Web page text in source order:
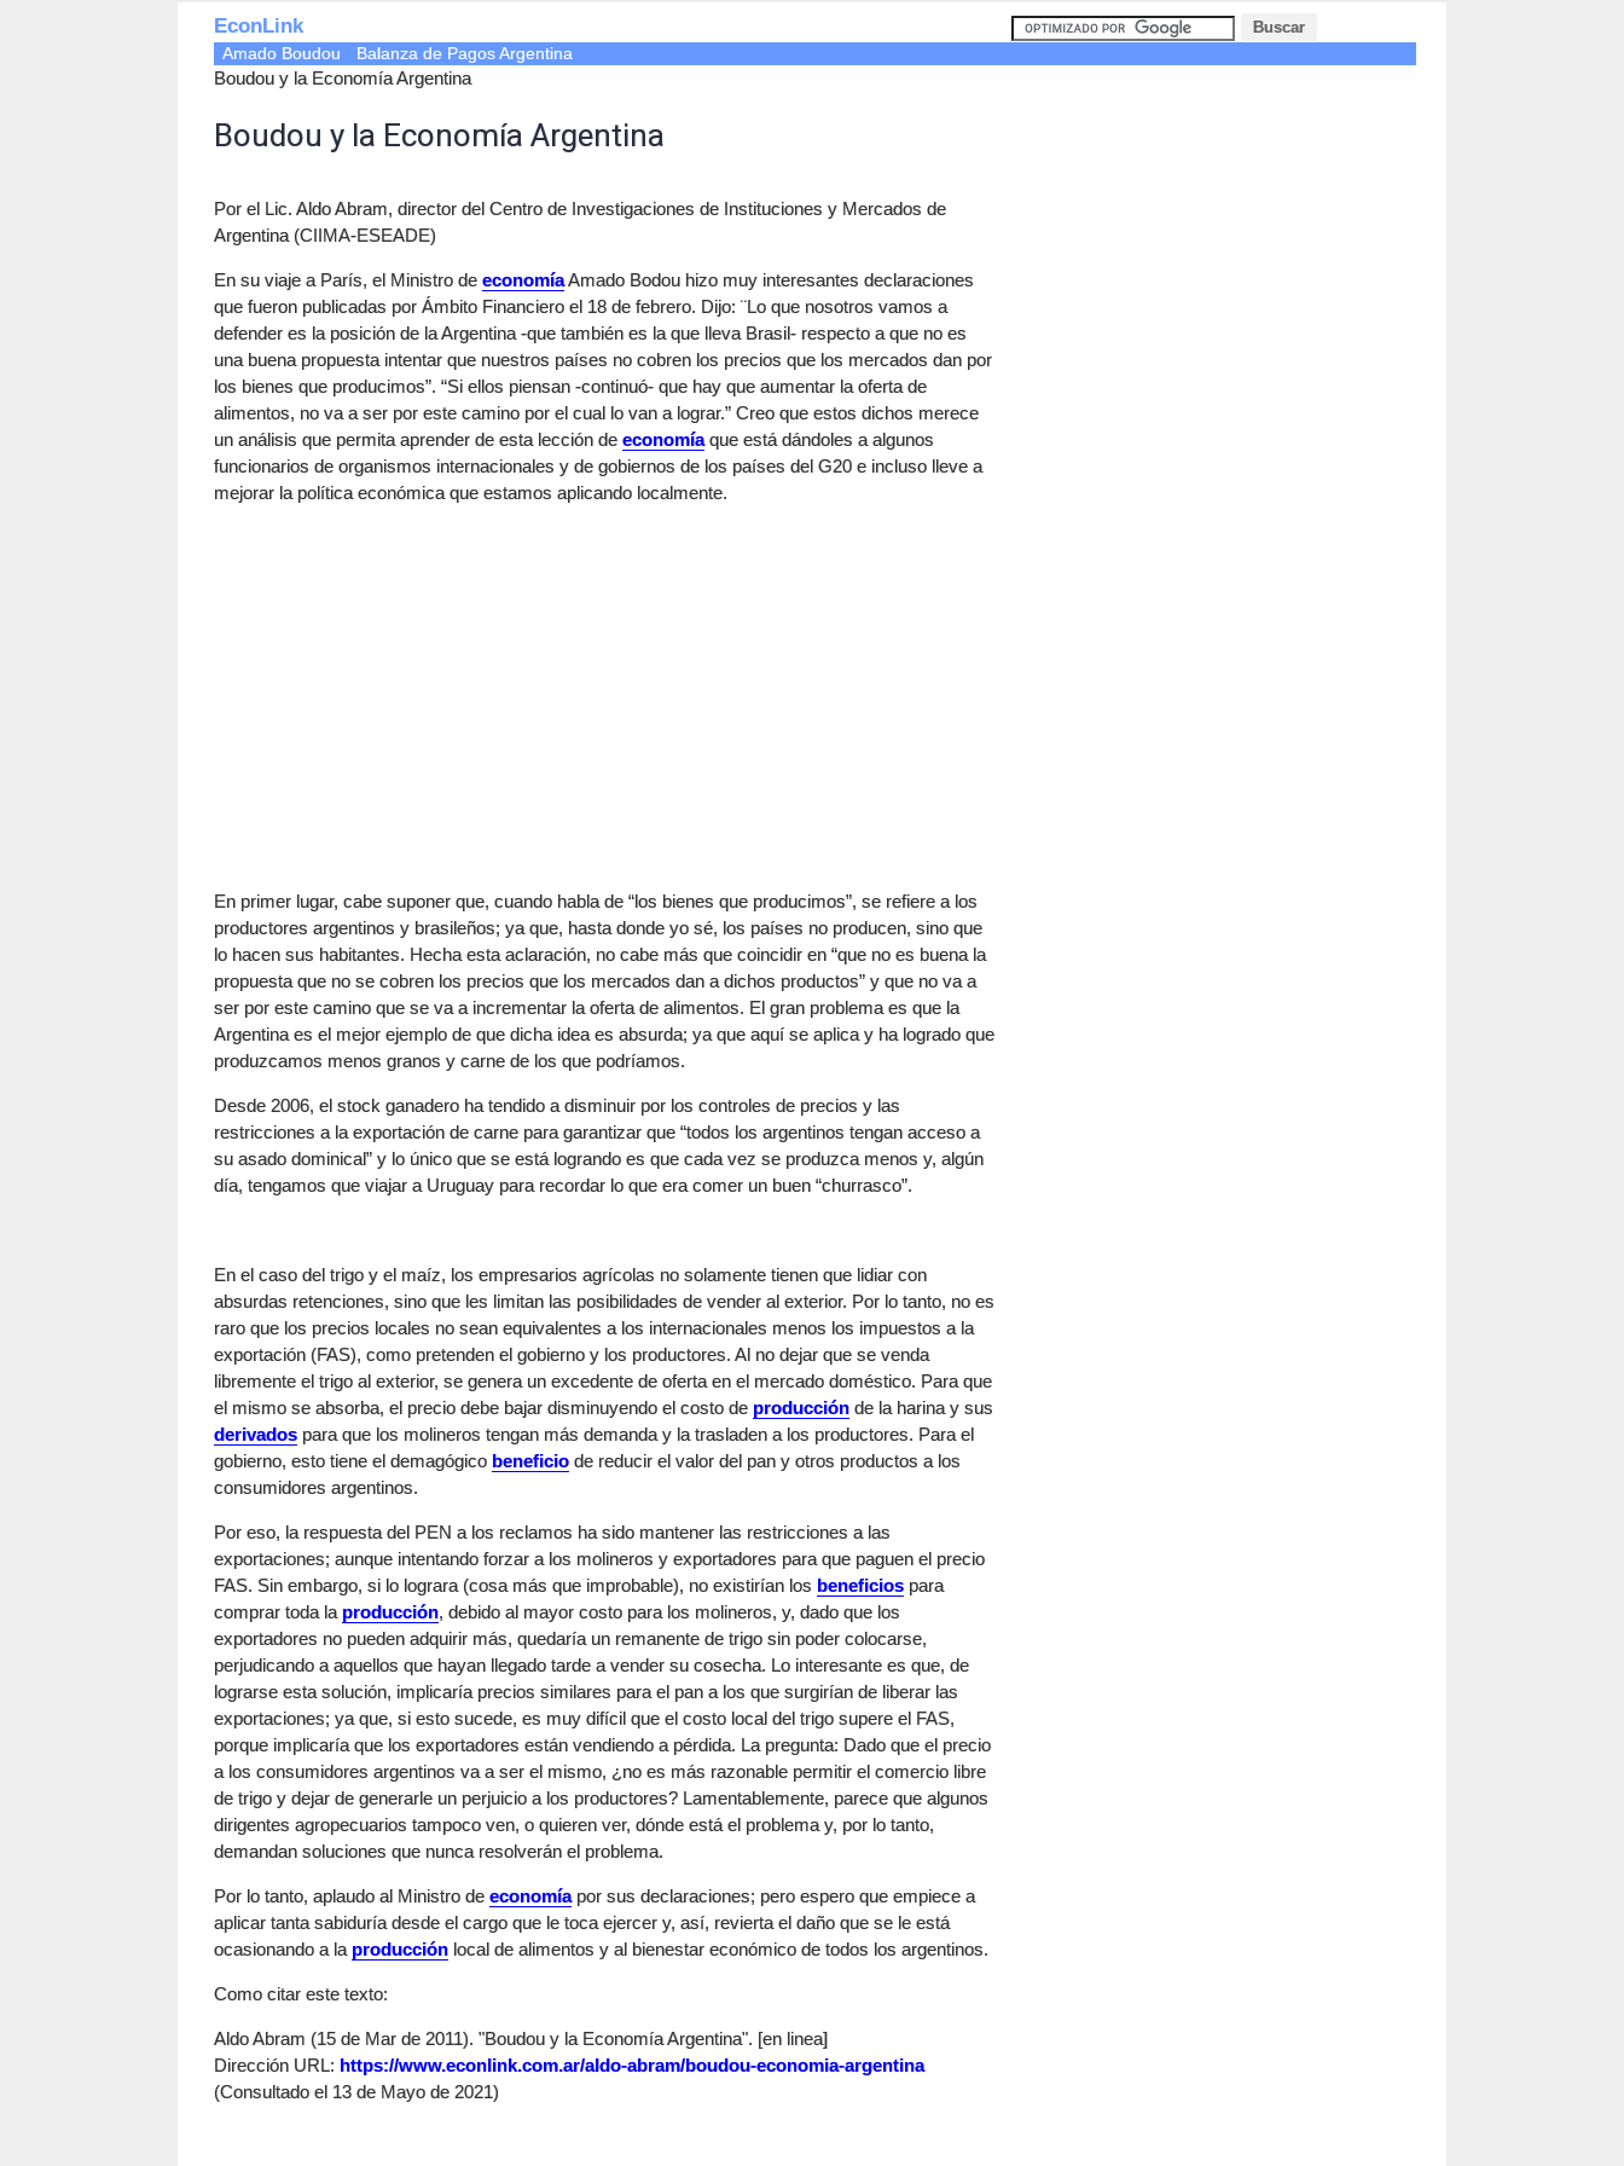
EconLink
Amado Boudou Balanza de Pagos Argentina
Boudou y la Economía Argentina
Boudou y la Economía Argentina
Por el Lic. Aldo Abram, director del Centro de Investigaciones de Instituciones y Mercados de
Argentina (CIIMA-ESEADE)
En su viaje a París, el Ministro de economíaAmado Bodou hizo muy interesantes declaraciones
que fueron publicadas por Ámbito Financiero el 18 de febrero. Dijo: ¨Lo que nosotros vamos a
defender es la posición de la Argentina -que también es la que lleva Brasil- respecto a que no es
una buena propuesta intentar que nuestros países no cobren los precios que los mercados dan por
los bienes que producimos”. “Si ellos piensan -continuó- que hay que aumentar la oferta de
alimentos, no va a ser por este camino por el cual lo van a lograr.” Creo que estos dichos merece
un análisis que permita aprender de esta lección de economíaque está dándoles a algunos
funcionarios de organismos internacionales y de gobiernos de los países del G20 e incluso lleve a
mejorar la política económica que estamos aplicando localmente.
En primer lugar, cabe suponer que, cuando habla de “los bienes que producimos”, se refiere a los
productores argentinos y brasileños; ya que, hasta donde yo sé, los países no producen, sino que
lo hacen sus habitantes. Hecha esta aclaración, no cabe más que coincidir en “que no es buena la
propuesta que no se cobren los precios que los mercados dan a dichos productos” y que no va a
ser por este camino que se va a incrementar la oferta de alimentos. El gran problema es que la
Argentina es el mejor ejemplo de que dicha idea es absurda; ya que aquí se aplica y ha logrado que
produzcamos menos granos y carne de los que podríamos.
Desde 2006, el stock ganadero ha tendido a disminuir por los controles de precios y las
restricciones a la exportación de carne para garantizar que “todos los argentinos tengan acceso a
su asado dominical” y lo único que se está logrando es que cada vez se produzca menos y, algún
día, tengamos que viajar a Uruguay para recordar lo que era comer un buen “churrasco”.
En el caso del trigo y el maíz, los empresarios agrícolas no solamente tienen que lidiar con
absurdas retenciones, sino que les limitan las posibilidades de vender al exterior. Por lo tanto, no es
raro que los precios locales no sean equivalentes a los internacionales menos los impuestos a la
exportación (FAS), como pretenden el gobierno y los productores. Al no dejar que se venda
libremente el trigo al exterior, se genera un excedente de oferta en el mercado doméstico. Para que
el mismo se absorba, el precio debe bajar disminuyendo el costo de producción de la harina y sus
derivados para que los molineros tengan más demanda y la trasladen a los productores. Para el
gobierno, esto tiene el demagógico beneficio de reducir el valor del pan y otros productos a los
consumidores argentinos.
Por eso, la respuesta del PEN a los reclamos ha sido mantener las restricciones a las
exportaciones; aunque intentando forzar a los molineros y exportadores para que paguen el precio
FAS. Sin embargo, si lo lograra (cosa más que improbable), no existirían los beneficios para
comprar toda la producción, debido al mayor costo para los molineros, y, dado que los
exportadores no pueden adquirir más, quedaría un remanente de trigo sin poder colocarse,
perjudicando a aquellos que hayan llegado tarde a vender su cosecha. Lo interesante es que, de
lograrse esta solución, implicaría precios similares para el pan a los que surgirían de liberar las
exportaciones; ya que, si esto sucede, es muy difícil que el costo local del trigo supere el FAS,
porque implicaría que los exportadores están vendiendo a pérdida. La pregunta: Dado que el precio
a los consumidores argentinos va a ser el mismo, ¿no es más razonable permitir el comercio libre
de trigo y dejar de generarle un perjuicio a los productores? Lamentablemente, parece que algunos
dirigentes agropecuarios tampoco ven, o quieren ver, dónde está el problema y, por lo tanto,
demandan soluciones que nunca resolverán el problema.
Por lo tanto, aplaudo al Ministro de economíapor sus declaraciones; pero espero que empiece a
aplicar tanta sabiduría desde el cargo que le toca ejercer y, así, revierta el daño que se le está
ocasionando a la producción local de alimentos y al bienestar económico de todos los argentinos.
Como citar este texto:
Aldo Abram (15 de Mar de 2011). "Boudou y la Economía Argentina". [en linea]
Dirección URL: https://www.econlink.com.ar/aldo-abram/boudou-economia-argentina
(Consultado el 13 de Mayo de 2021)